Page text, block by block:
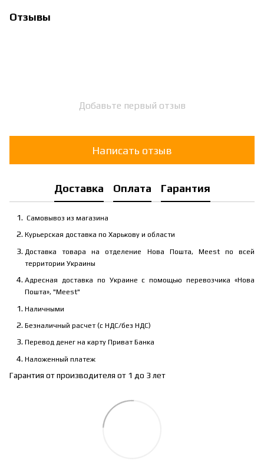
Отзывы
Добавьте первый отзыв
Написать отзыв
Доставка Оплата Гарантия
Самовывоз из магазина
Курьерская доставка по Харькову и области
Доставка товара на отделение Нова Пошта, Meest по всей
территории Украины
Адресная доставка по Украине с помощью перевозчика «Нова
Пошта», "Meest"
Наличными
Безналичный расчет (с НДС/без НДС)
Перевод денег на карту Приват Банка
Наложенный платеж
Гарантия от производителя от 1 до 3 лет